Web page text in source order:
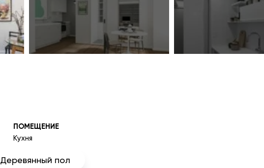
ПОМЕЩЕНИЕ
Кухня
Деревянный пол